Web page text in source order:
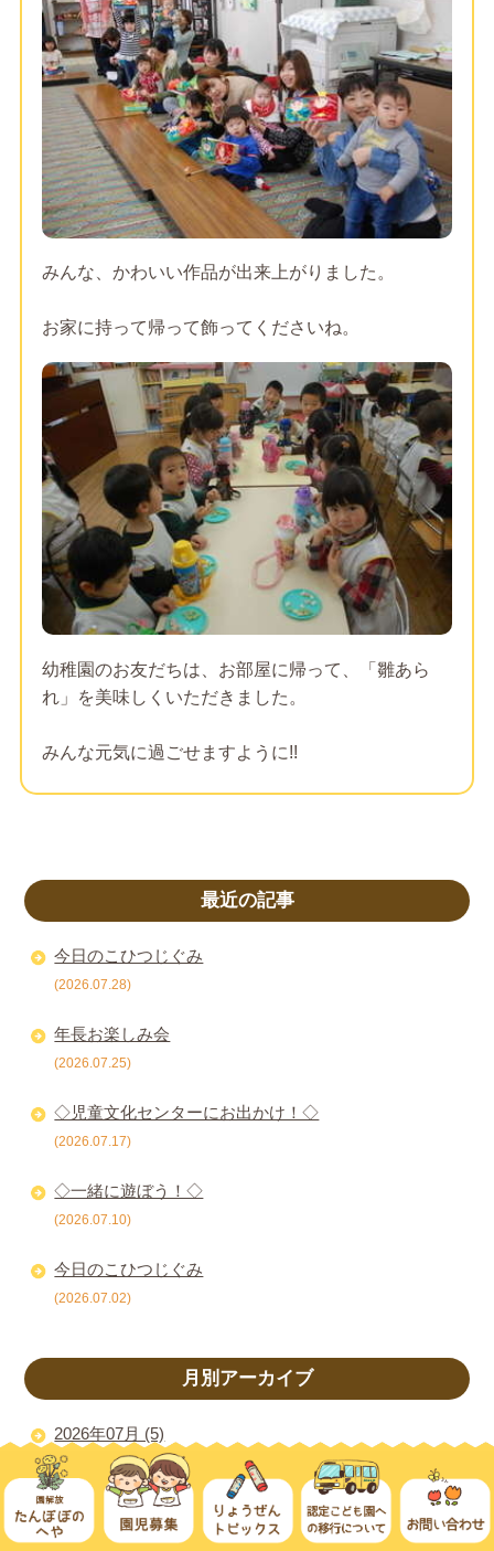
みんな、かわいい作品が出来上がりました。
お家に持って帰って飾ってくださいね。
幼稚園のお友だちは、お部屋に帰って、「雛あら
れ」を美味しくいただきました。
みんな元気に過ごせますように!!
最近の記事
今日のこひつじぐみ
(2026.07.28)
年長お楽しみ会
(2026.07.25)
◇児童文化センターにお出かけ！◇
(2026.07.17)
◇一緒に遊ぼう！◇
(2026.07.10)
今日のこひつじぐみ
(2026.07.02)
月別アーカイブ
2026年07月 (5)
2026年06月 (5)
2026年05月 (5)